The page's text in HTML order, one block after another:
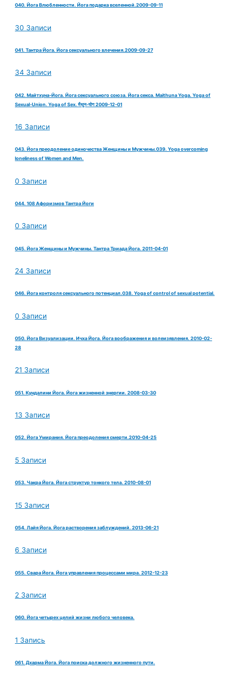
040. Йога Влюбленности. Йога подарка вселенной.2009-09-11
30 Записи
041. Тантра Йога. Йога сексуального влечения.2009-09-27
34 Записи
042. Майтхуна-Йога. Йога сексуального союза. Йога секса. Maithuna Yoga. Yoga of
Sexual-Union. Yoga of Sex. मैथुन-योग 2009-12-01
16 Записи
043. Йога преодоление одиночества Женщины и Мужчины.039. Yoga overcoming
loneliness of Women and Men.
0 Записи
044. 108 Афоризмов Тантра Йоги
0 Записи
045. Йога Женщины и Мужчины. Тантра Триада Йога. 2011-04-01
24 Записи
046. Йога контроля сексуального потенциал.038. Yoga of control of sexual potential.
0 Записи
050. Йога Визуализации. Ичха Йога. Йога воображения и волеизявления. 2010-02-
28
21 Записи
051. Кундалини Йога. Йога жизненной энергии. 2008-03-30
13 Записи
052. Йога Умирания. Йога преодоления смерти.2010-04-25
5 Записи
053. Чакра Йога. Йога структур тонкого тела. 2010-08-01
15 Записи
054. Лайя Йога. Йога растворения заблуждений. 2013-06-21
6 Записи
055. Свара Йога. Йога управления процессами мира. 2012-12-23
2 Записи
060. Йога четырех целий жизни любого человека.
1 Запись
061. Дхарма Йога. Йога поиска должного жизненного пути.